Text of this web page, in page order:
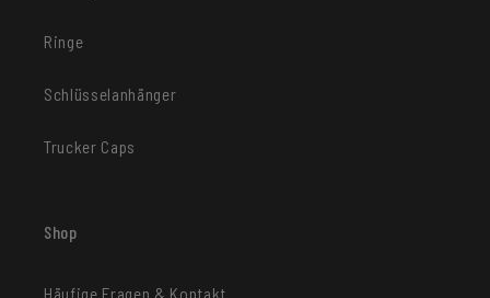
Ringe
Schlüsselanhänger
Trucker Caps
Shop
Häufige Fragen & Kontakt